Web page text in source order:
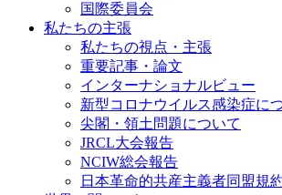
国際委員会
私たちの主張
私たちの視点・主張
重要記事・論文
インターナショナルビュー
新型コロナウイルス感染症に
尖閣・領土問題について
JRCL大会報告
NCIW総会報告
日本革命的共産主義者同盟規